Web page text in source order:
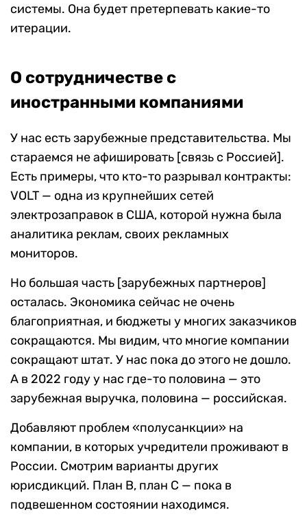
системы. Она будет претерпевать какие-то
итерации.
О сотрудничестве с
иностранными компаниями
У нас есть зарубежные представительства. Мы
стараемся не афишировать [связь с Россией].
Есть примеры, что кто-то разрывал контракты:
VOLT — одна из крупнейших сетей
электрозаправок в США, которой нужна была
аналитика реклам, своих рекламных
мониторов.
Но большая часть [зарубежных партнеров]
осталась. Экономика сейчас не очень
благоприятная, и бюджеты у многих заказчиков
сокращаются. Мы видим, что многие компании
сокращают штат. У нас пока до этого не дошло.
А в 2022 году у нас где-то половина — это
зарубежная выручка, половина — российская.
Добавляют проблем «полусанкции» на
компании, в которых учредители проживают в
России. Смотрим варианты других
юрисдикций. План В, план С — пока в
подвешенном состоянии находимся.